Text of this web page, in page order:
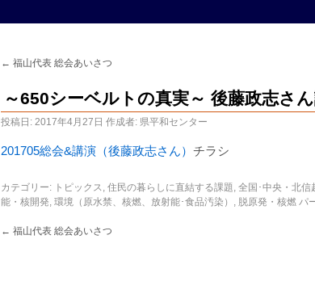
← 福山代表 総会あいさつ
～650シーベルトの真実～ 後藤政志さ
投稿日: 2017年4月27日 作成者: 県平和センター
201705総会&講演（後藤政志さん） チラシ
カテゴリー: トピックス, 住民の暮らしに直結する課題, 全国･中央・北信
能・核開発, 環境（原水禁、核燃、放射能･食品汚染） , 脱原発・核燃 パ
← 福山代表 総会あいさつ